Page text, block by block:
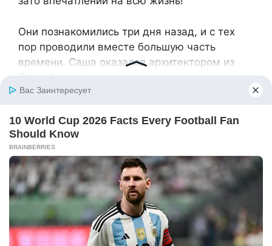
Они познакомились три дня назад, и с тех
пор проводили вместе большую часть
времени. Саша оказался архитектором из
собеседником без назойливости и пошлых
— А что тебя вообще привело на этот
курорт? — спросил он, когда они
остановились перевести дух. — Не похоже,
что ты заядлая туристка!
— Правда хочешь знать? — Нина улыбнулась.
— Это долгая и не очень весёлая история!